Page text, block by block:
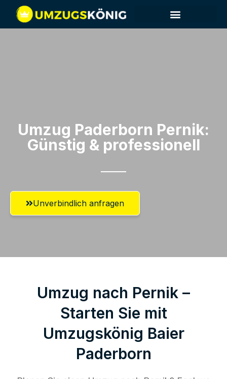
Umzug Paderborn​ Pernik:
Günstig & professionell​
Unverbindlich anfragen
Umzug nach Pernik –
Starten Sie mit
Umzugskönig Baier
Paderborn